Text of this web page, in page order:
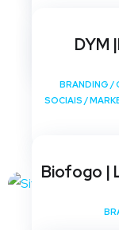
DYM
BRANDING /
SOCIAIS /
Biofogo |